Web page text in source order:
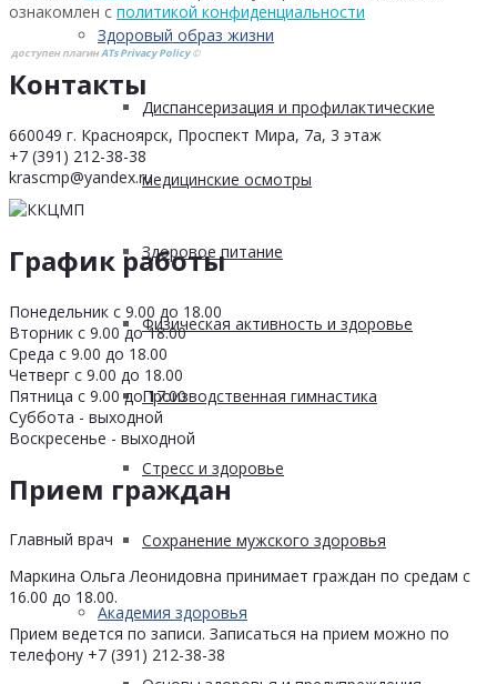
Здоровый образ жизни
Диспансеризация и профилактические
медицинские осмотры
Здоровое питание
Физическая активность и здоровье
Производственная гимнастика
Стресс и здоровье
Сохранение мужского здоровья
Академия здоровья
ознакомлен с политикой конфиденциальности
доступен плагинATs Privacy Policy©
Контакты
660049 г. Красноярск, Проспект Мира, 7а, 3 этаж
+7 (391) 212-38-38
krascmp@yandex.ru
График работы
Понедельник с 9.00 до 18.00
Вторник с 9.00 до 18.00
Среда с 9.00 до 18.00
Четверг с 9.00 до 18.00
Пятница с 9.00 до 17.00
Суббота - выходной
Воскресенье - выходной
Прием граждан
Главный врач
Маркина Ольга Леонидовна принимает граждан по средам с
16.00 до 18.00.
Прием ведется по записи. Записаться на прием можно по
телефону +7 (391) 212-38-38